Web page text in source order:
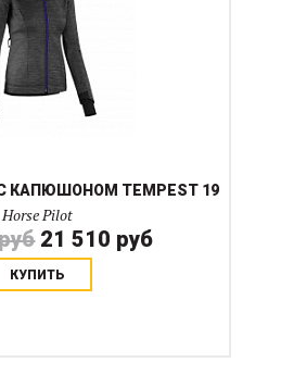
КАПЮШОНОМ TEMPEST 19
Horse Pilot
21 510 руб
КУПИТЬ